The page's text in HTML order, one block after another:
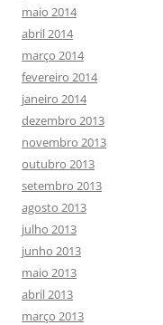
maio 2014
abril 2014
março 2014
fevereiro 2014
janeiro 2014
dezembro 2013
novembro 2013
outubro 2013
setembro 2013
agosto 2013
julho 2013
junho 2013
maio 2013
abril 2013
março 2013